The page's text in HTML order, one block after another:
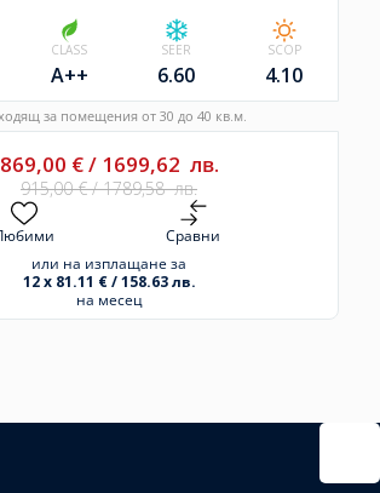
CLASS
A++
SEER
6.60
SCOP
4.10
за помещения от 30 до 40 кв.м.
869,00 €/ 1699,62 лв.
915,00€/1789,58лв.
Сравни
или на изплащане за
12 x 81.11 € / 158.63 лв.
на месец